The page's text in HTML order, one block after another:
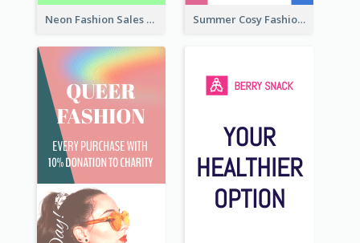
Neon Fashion Sales Wide Skyscraper Banner Summer Cosy Fashion Wide Skyscraper Banner